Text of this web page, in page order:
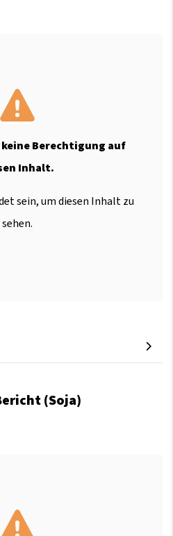
Berechtigung auf
Inhalt.
sein, um diesen Inhalt zu
sehen.
(Soja)